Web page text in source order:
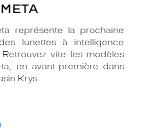
représente la prochaine
lunettes à intelligence
vite les modèles
en avant-première dans
Krys.